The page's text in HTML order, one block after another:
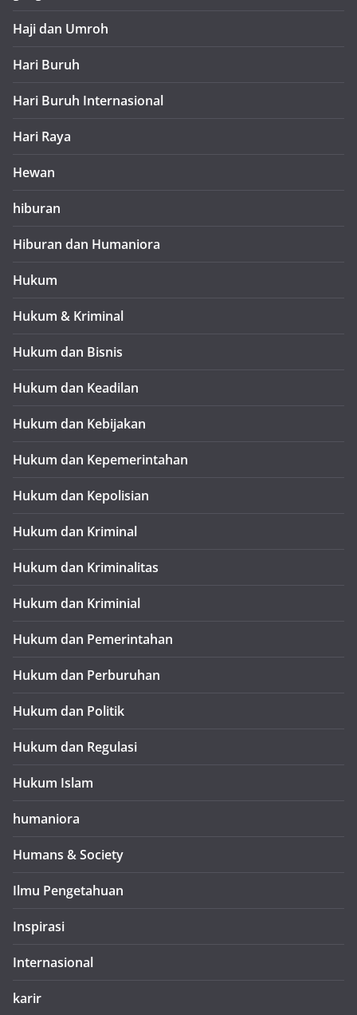
Haji dan Umroh
Hari Buruh
Hari Buruh Internasional
Hari Raya
Hewan
hiburan
Hiburan dan Humaniora
Hukum
Hukum & Kriminal
Hukum dan Bisnis
Hukum dan Keadilan
Hukum dan Kebijakan
Hukum dan Kepemerintahan
Hukum dan Kepolisian
Hukum dan Kriminal
Hukum dan Kriminalitas
Hukum dan Kriminial
Hukum dan Pemerintahan
Hukum dan Perburuhan
Hukum dan Politik
Hukum dan Regulasi
Hukum Islam
humaniora
Humans & Society
Ilmu Pengetahuan
Inspirasi
Internasional
karir